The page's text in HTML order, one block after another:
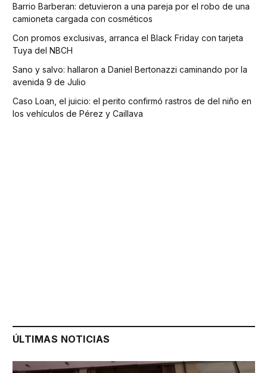
Barrio Barberan: detuvieron a una pareja por el robo de una
camioneta cargada con cosméticos
Con promos exclusivas, arranca el Black Friday con tarjeta
Tuya del NBCH
Sano y salvo: hallaron a Daniel Bertonazzi caminando por la
avenida 9 de Julio
Caso Loan, el juicio: el perito confirmó rastros de del niño en
los vehículos de Pérez y Caillava
ÚLTIMAS NOTICIAS